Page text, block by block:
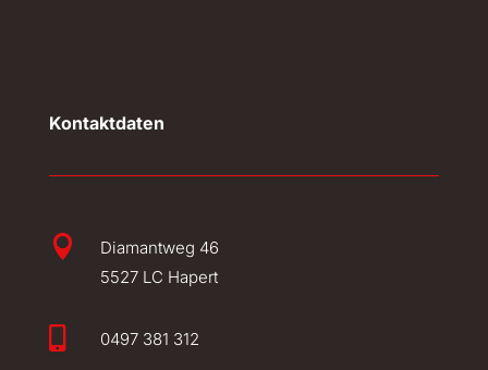
Kontaktdaten

Diamantweg 46
5527 LC Hapert
0497 381 312